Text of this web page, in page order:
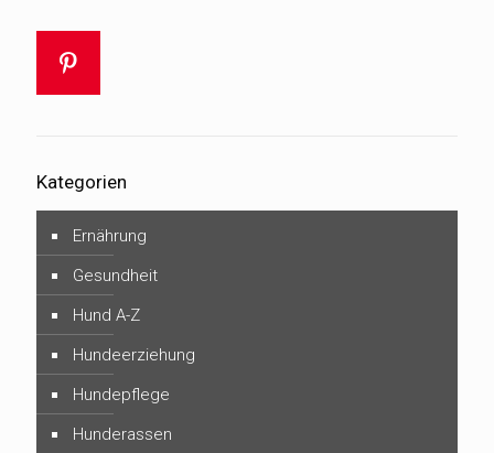
Kategorien
Ernährung
Gesundheit
Hund A-Z
Hundeerziehung
Hundepflege
Hunderassen